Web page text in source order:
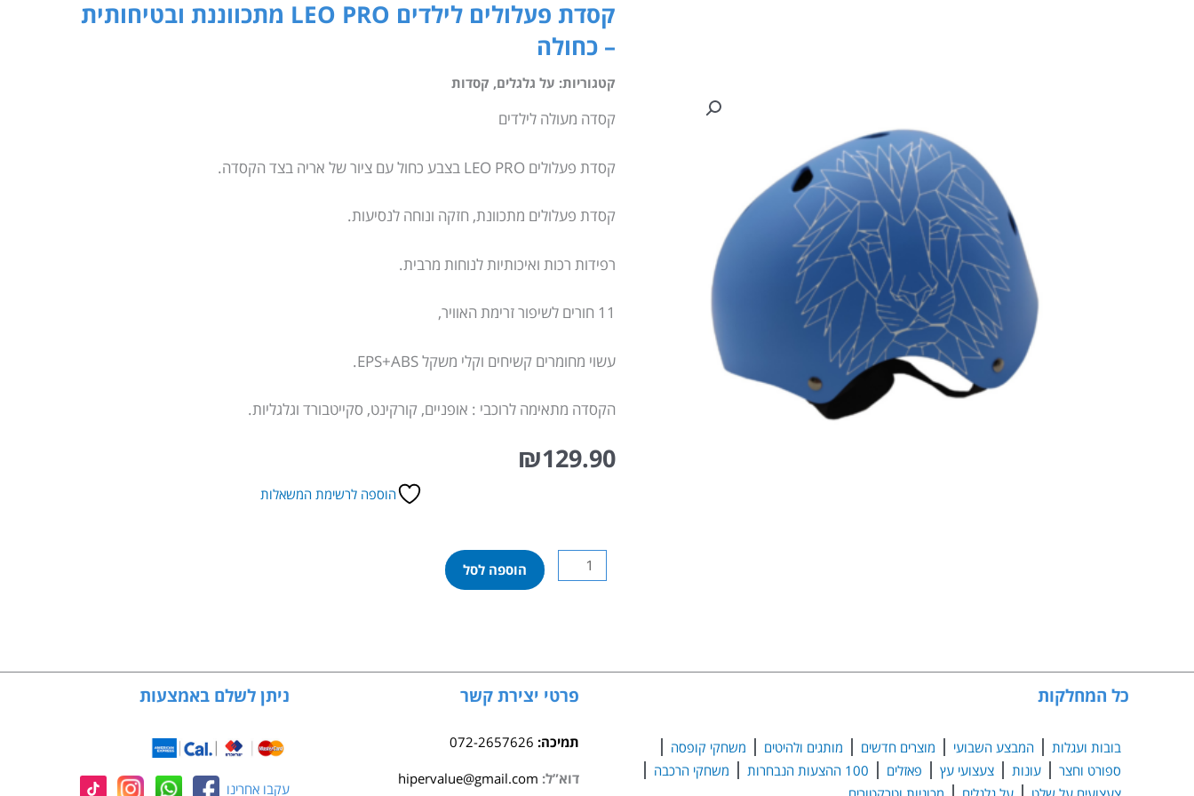
קסדת פעלולים לילדים LEO PRO מתכווננת ובטיחותית
– כחולה
קטגוריות: על גלגלים, קסדות
קסדה מעולה לילדים
קסדת פעלולים LEO PRO בצבע כחול עם ציור של אריה בצד הקסדה.
קסדת פעלולים מתכוונת, חזקה ונוחה לנסיעות.
רפידות רכות ואיכותיות לנוחות מרבית.
11 חורים לשיפור זרימת האוויר,
עשוי מחומרים קשיחים וקלי משקל EPS+ABS.
הקסדה מתאימה לרוכבי : אופניים, קורקינט, סקייטבורד וגלגליות.
₪129.90
הוספה לרשימת המשאלות
כמות
של
כחולה
הוספה לסל
כל המחלקות
בובות ועגלות המבצע השבועי מוצרים חדשים מותגים ולהיטים
משחקי קופסה
ספורט וחצר
עונות צעצועי עץ פאזלים 100 ההצעות הנבחרות
משחקי הרכבה
פרטי יצירת קשר
תמיכה: 072-2657626
דוא”ל: hipervalue@gmail.com
ניתן לשלם באמצעות
עקבו אחרינו